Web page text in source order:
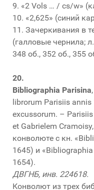
9. «2 Vols … / cs/w»
10. «2,625» (синий
11. Зачеркивания в
(галловые чернила;
348 об., 352 об., 355
20.
Bibliographia Parisina
librorum Parisiis
excussorum. –
et Gabrielem
конволюте с кн.
1645) и
1654).
ДВГНБ, инв. 224618.
Конволют из трех